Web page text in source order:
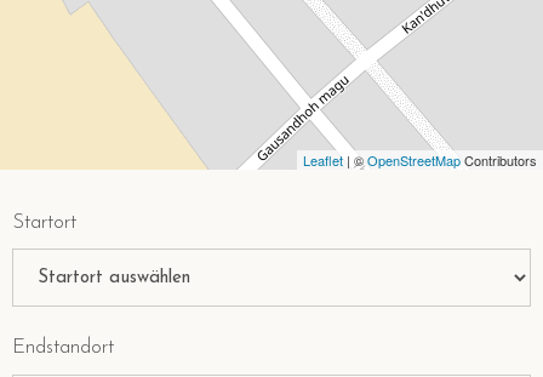
Leaflet | ©OpenStreetMapContributors
Startort
Endstandort